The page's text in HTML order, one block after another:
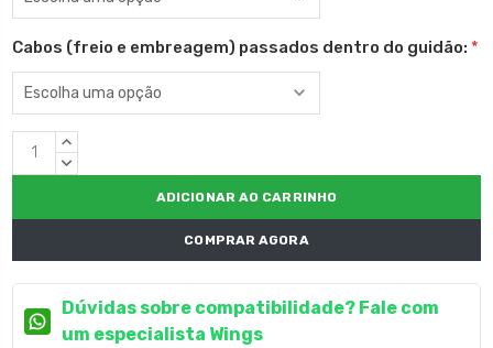
Cabos (freio e embreagem) passados dentro do guidão: *
EstoqueQUANTIDADE
CRESCENTE:
QUANTIDADE
COMPRAR AGORA
Dúvidas sobre compatibilidade? Fale com
um especialista Wings